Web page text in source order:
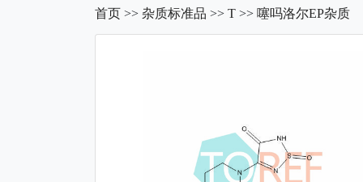
首页 >> 杂质标准品 >> T >> 噻吗洛尔EP杂质